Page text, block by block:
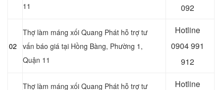
11
092
02
Thợ làm máng xối Quang Phát hỗ trợ tư
vấn báo giá tại Hồng Bàng, Phường 1,
Quận 11
Hotline
0904 991
912
Thợ làm máng xối Quang Phát hỗ trợ tư
Hotline